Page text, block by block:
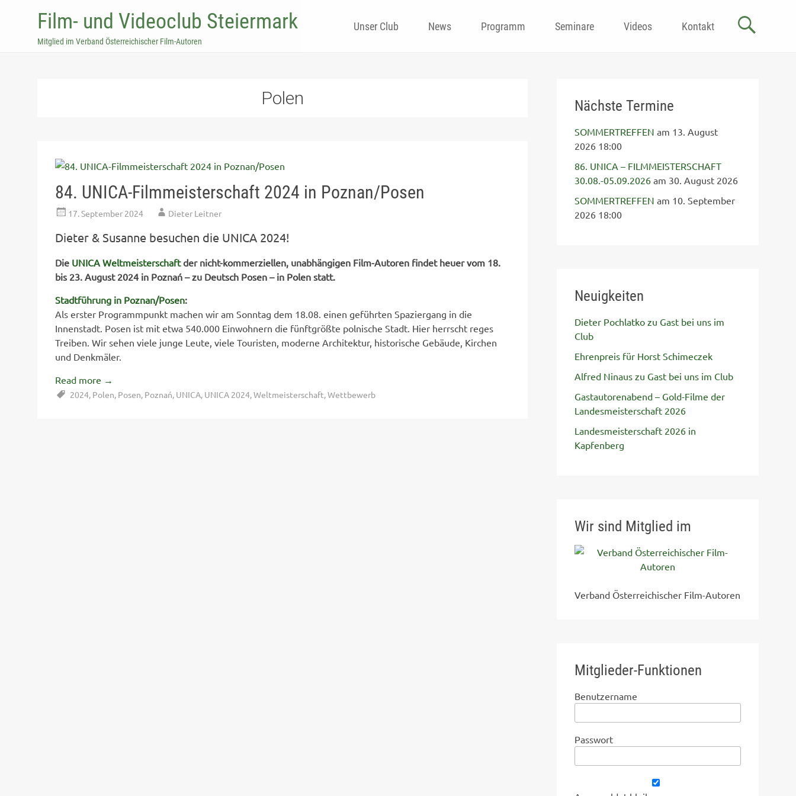
Film- und Videoclub Steiermark
Mitglied im Verband Österreichischer Film-Autoren
to
Unser Club News Programm Seminare Videos Kontakt
Polen
84. UNICA-Filmmeisterschaft 2024 in Poznan/Posen
17. September 2024 Dieter Leitner
Dieter & Susanne besuchen die UNICA 2024!
Die UNICA Weltmeisterschaftder nicht-kommerziellen, unabhängigen Film-Autoren findet heuer vom 18.
bis 23. August 2024 in Poznań – zu Deutsch Posen – in Polen statt.
Stadtführung in Poznan/Posen:
Als erster Programmpunkt machen wir am Sonntag dem 18.08. einen geführten Spaziergang in die
Innenstadt. Posen ist mit etwa 540.000 Einwohnern die fünftgrößte polnische Stadt. Hier herrscht reges
Treiben. Wir sehen viele junge Leute, viele Touristen, moderne Architektur, historische Gebäude, Kirchen
und Denkmäler.
Read more →
2024, Polen, Posen, Poznań, UNICA, UNICA 2024,Weltmeisterschaft,Wettbewerb
Nächste Termine
SOMMERTREFFEN am 13. August
2026 18:00
86. UNICA – FILMMEISTERSCHAFT
30.08.-05.09.2026am 30. August 2026
SOMMERTREFFEN am 10. September
2026 18:00
Neuigkeiten
Dieter Pochlatko zu Gast bei uns im
Club
Ehrenpreis für Horst Schimeczek
Alfred Ninaus zu Gast bei uns im Club
Gastautorenabend – Gold-Filme der
Landesmeisterschaft 2026
Landesmeisterschaft 2026 in
Kapfenberg
Wir sind Mitglied im
Verband Österreichischer Film-Autoren
Mitglieder-Funktionen
Benutzername
Passwort